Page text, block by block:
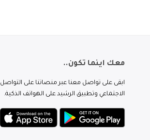
معك اينما تكون..
ابقى على تواصل معنا عبر منصاتنا على التواصل
الاجتماعي وتطبيق الرشيد على الهواتف الذكية.